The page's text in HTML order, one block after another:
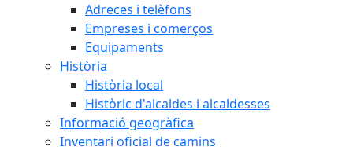
Adreces i telèfons
Empreses i comerços
Equipaments
Història
Història local
Històric d'alcaldes i alcaldesses
Informació geogràfica
Inventari oficial de camins